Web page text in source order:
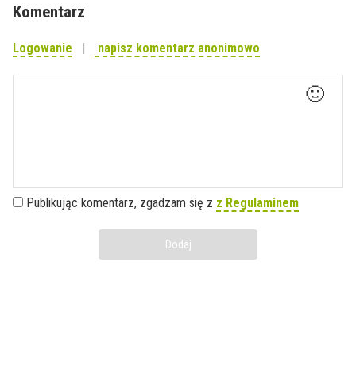
Komentarz
Logowanie napisz komentarz anonimowo
🙂
Publikując komentarz, zgadzam się z z Regulaminem
Dodaj